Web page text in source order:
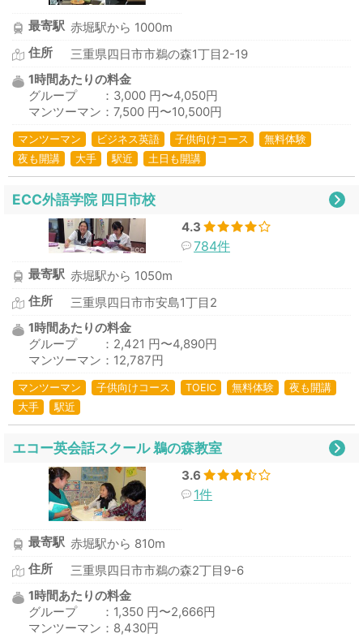
最寄駅 赤堀駅から 1000m
住所
三重県四日市市鵜の森1丁目2-19
1時間あたりの料金
グループ ：3,000 円〜4,050円
マンツーマン：7,500 円〜10,500円
マンツーマン ビジネス英語 子供向けコース
無料体験
夜も開講
大手 駅近 土日も開講
ECC外語学院 四日市校
4.3
784件
最寄駅 赤堀駅から 1050m
住所
三重県四日市市安島1丁目2
1時間あたりの料金
グループ ：2,421 円〜4,890円
マンツーマン：12,787円
マンツーマン 子供向けコース TOEIC 無料体験
夜も開講
大手
駅近
エコー英会話スクール 鵜の森教室
3.6
1件
最寄駅 赤堀駅から 810m
住所
三重県四日市市鵜の森2丁目9-6
1時間あたりの料金
グループ ：1,350 円〜2,666円
マンツーマン：8,430円